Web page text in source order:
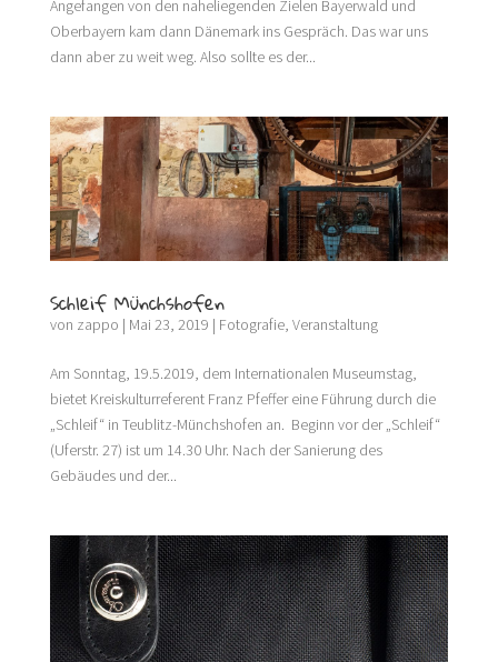
Angefangen von den naheliegenden Zielen Bayerwald und
Oberbayern kam dann Dänemark ins Gespräch. Das war uns
dann aber zu weit weg. Also sollte es der...
Schleif Münchshofen
von zappo | Mai 23, 2019 | Fotografie, Veranstaltung
Am Sonntag, 19.5.2019, dem Internationalen Museumstag,
bietet Kreiskulturreferent Franz Pfeffer eine Führung durch die
„Schleif“ in Teublitz-Münchshofen an. Beginn vor der „Schleif“
(Uferstr. 27) ist um 14.30 Uhr. Nach der Sanierung des
Gebäudes und der...